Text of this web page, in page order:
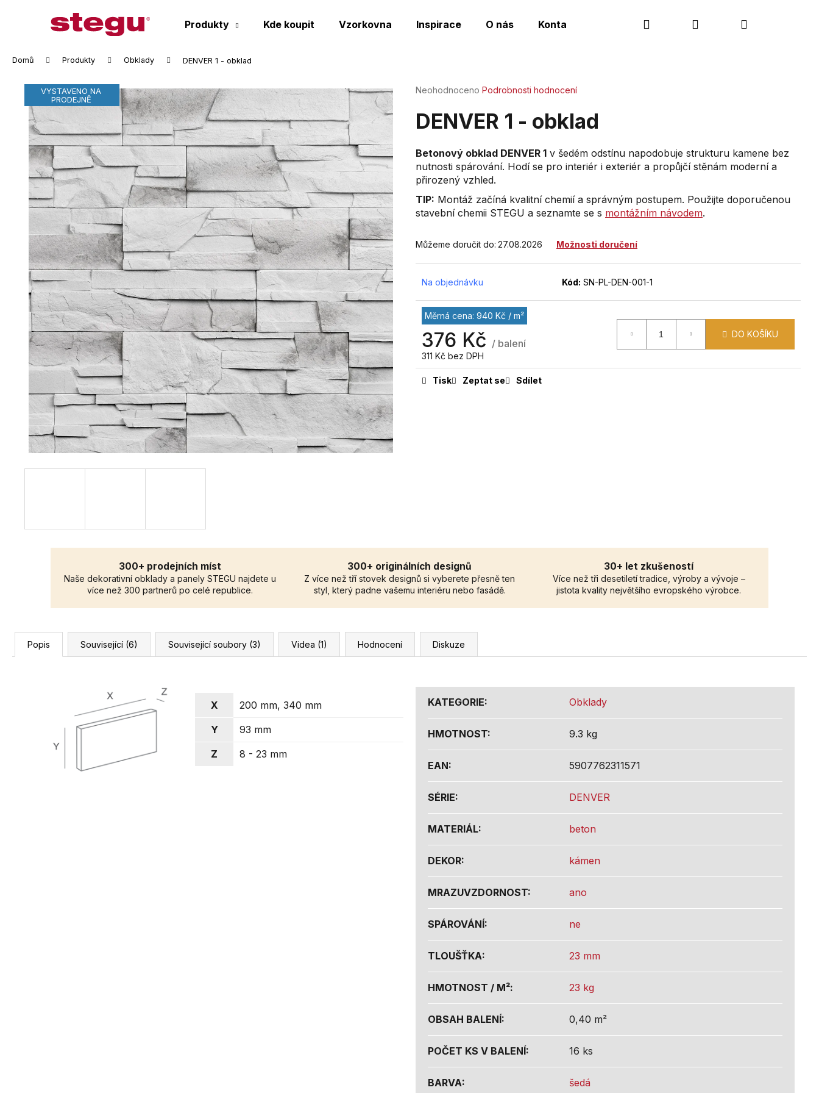
Produkty Kde koupit Vzorkovna Inspirace O nás Kontakt Hledat PřihlášeníNákupní
Domů Produkty Obklady DENVER 1 - obklad
Průměrné
produktu
je
z
5
hvězdiček.
Neohodnoceno Podrobnosti hodnocení
DENVER 1 - obklad
Betonový obklad DENVER 1 v šedém odstínu napodobuje strukturu kamene bez
nutnosti spárování. Hodí se pro interiér i exteriér a propůjčí stěnám moderní a
přirozený vzhled.
TIP: Montáž začíná kvalitní chemií a správným postupem. Použijte doporučenou
stavební chemii STEGU a seznamte se s montážním návodem.
Můžeme doručit do: 27.08.2026 Možnosti doručení
Na objednávku Kód: SN-PL-DEN-001-1
Měrná cena: 940 Kč / m²
376 Kč / balení
311 Kč bez DPH
DO KOŠÍKU
Tisk Zeptat se Sdílet
VYSTAVENO NA
PRODEJNĚ
300+ prodejních míst
Naše dekorativní obklady a panely STEGU najdete u
více než 300 partnerů po celé republice.
300+ originálních designů
Z více než tří stovek designů si vyberete přesně ten
styl, který padne vašemu interiéru nebo fasádě.
30+ let zkušeností
Více než tři desetiletí tradice, výroby a vývoje –
jistota kvality největšího evropského výrobce.
Popis Související (6) Související soubory (3) Videa (1) Hodnocení Diskuze
X
200 mm, 340 mm
Y
93 mm
Z
8 - 23 mm
KATEGORIE: Obklady
HMOTNOST: 9.3 kg
EAN: 5907762311571
SÉRIE: DENVER
MATERIÁL: beton
DEKOR: kámen
MRAZUVZDORNOST: ano
SPÁROVÁNÍ: ne
TLOUŠŤKA: 23 mm
HMOTNOST / M²: 23 kg
OBSAH BALENÍ: 0,40 m²
POČET KS V BALENÍ: 16 ks
BARVA: šedá
Zpět
Zpět
HLEDAT
Doporučujeme